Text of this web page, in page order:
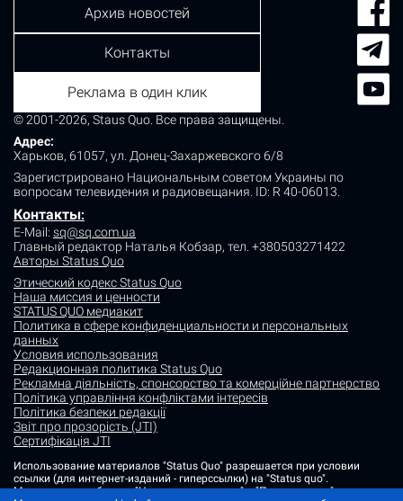
© 2001-2026, Staus Quo. Все права защищены.
Адрес:
Харьков, 61057, ул. Донец-Захаржевского 6/8
Зарегистрировано Национальным советом Украины по
вопросам телевидения и радиовещания. ID: R 40-06013.
Контакты:
E-Mail: sq@sq.com.ua
Главный редактор Наталья Кобзар, тел. +380503271422
Авторы Status Quo
Этический кодекс Status Quo
Наша миссия и ценности
STATUS QUO медиакит
Политика в сфере конфиденциальности и персональных
данных
Условия использования
Редакционная политика Status Quo
Рекламна діяльність, спонсорство та комерційне партнерство
Політика управління конфліктами інтересів
Політика безпеки редакції
Звіт про прозорість (JTI)
Сертифікація JTI
Архив новостей
Контакты
Реклама в один клик
Использование материалов "Status Quo" разрешается при условии
ссылки (для интернет-изданий - гиперссылки) на "Status quo".
Материалы в рубриках "Новости партнеров" и "Пресс-релизы"